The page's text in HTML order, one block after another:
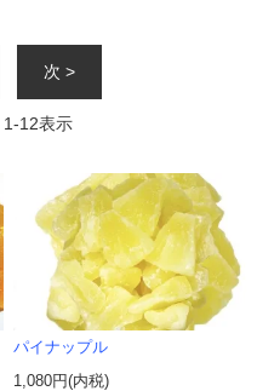
次 >
1-12表示
パイナップル
1,080円(内税)